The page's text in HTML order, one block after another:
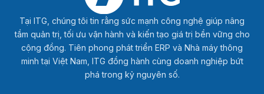
Tại ITG, chúng tôi tin rằng sức mạnh công nghệ giúp nâng
tầm quản trị, tối ưu vận hành và kiến tạo giá trị bền vững cho
cộng đồng. Tiên phong phát triển ERP và Nhà máy thông
minh tại Việt Nam, ITG đồng hành cùng doanh nghiệp bứt
phá trong kỷ nguyên số.